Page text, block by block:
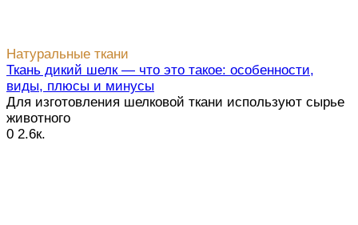
Натуральные ткани
Ткань дикий шелк — что это такое: особенности,
виды, плюсы и минусы
Для изготовления шелковой ткани используют сырье
животного
0 2.6к.